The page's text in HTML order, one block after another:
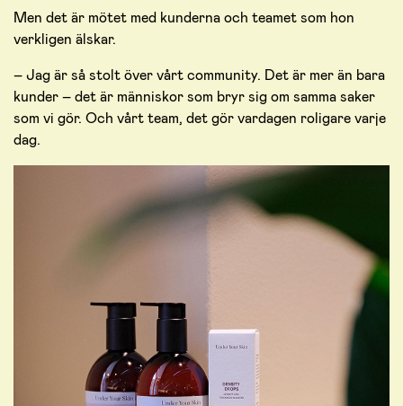
Men det är mötet med kunderna och teamet som hon
verkligen älskar.
– Jag är så stolt över vårt community. Det är mer än bara
kunder – det är människor som bryr sig om samma saker
som vi gör. Och vårt team, det gör vardagen roligare varje
dag.